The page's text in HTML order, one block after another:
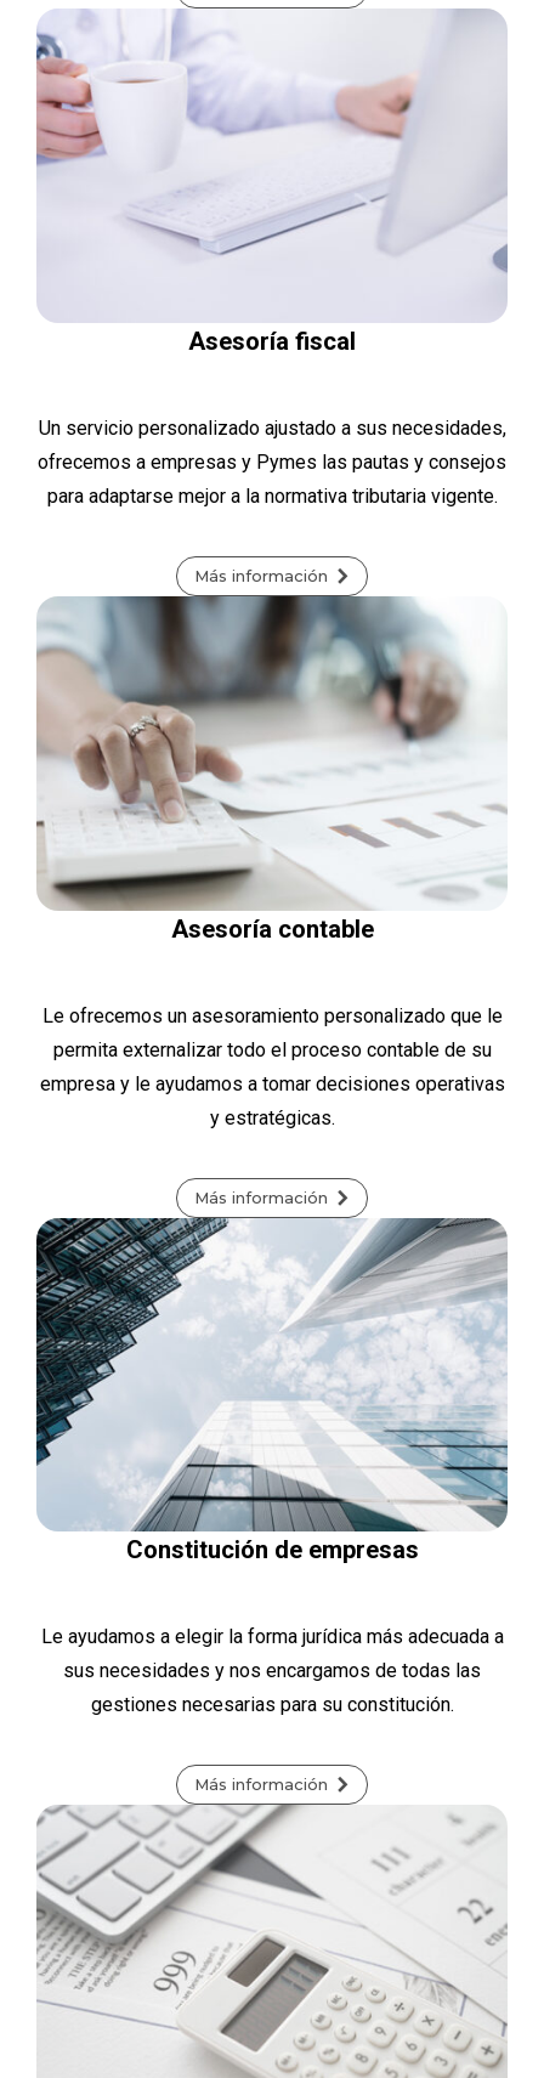
Asesoría fiscal
Un servicio personalizado ajustado a sus necesidades,
ofrecemos a empresas y Pymes las pautas y consejos
para adaptarse mejor a la normativa tributaria vigente.
Más información
Asesoría contable
Le ofrecemos un asesoramiento personalizado que le
permita externalizar todo el proceso contable de su
empresa y le ayudamos a tomar decisiones operativas
y estratégicas.
Más información
Constitución de empresas
Le ayudamos a elegir la forma jurídica más adecuada a
sus necesidades y nos encargamos de todas las
gestiones necesarias para su constitución.
Más información